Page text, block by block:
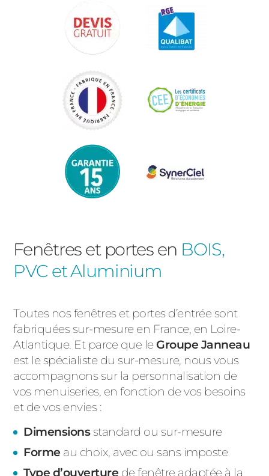
Fenêtres et portes en BOIS,
PVC et Aluminium
Toutes nos fenêtres et portes d’entrée sont
fabriquées sur-mesure en France, en Loire-
Atlantique. Et parce que leGroupe Janneau
est le spécialiste du sur-mesure, nous vous
accompagnons sur la personnalisation de
vos menuiseries, en fonction de vos besoins
et de vos envies :
Dimensionsstandard ou sur-mesure
Forme au choix, avec ou sans imposte
Type d’ouverture de fenêtre adaptée à la